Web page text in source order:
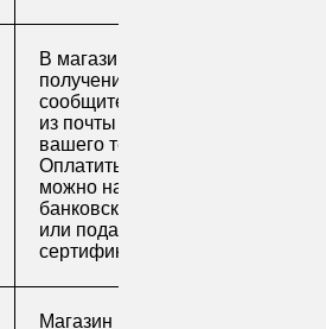
В магазине для
получения заказа
сообщите его номер
из почты или номер
вашего телефона.
Оплатить заказ
можно наличными,
банковской картой
или подарочным
сертификатом.
Магазин напитков